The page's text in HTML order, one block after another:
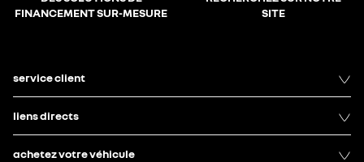
FINANCEMENT SUR-MESURE
SITE
service client
liens directs
achetez votre véhicule